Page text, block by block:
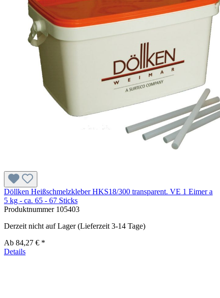
Döllken Heißschmelzkleber HKS18/300 transparent. VE 1 Eimer a
5 kg - ca. 65 - 67 Sticks
Produktnummer 105403
Derzeit nicht auf Lager (Lieferzeit 3-14 Tage)
Ab 84,27 € *
Details